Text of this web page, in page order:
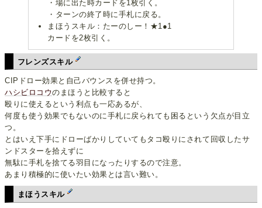
・場に出た時カードを1枚引く。
・ターンの終了時に手札に戻る。
まほうスキル：たーのしー！★1●1
カードを2枚引く。
フレンズスキル
CIPドロー効果と自己バウンスを併せ持つ。
ハシビロコウのまほうと比較すると
殴りに使えるという利点も一応あるが、
何度も使う効果でもないのに手札に戻られても困るという欠点が目立
つ。
とはいえ下手にドローばかりしていてもタコ殴りにされて回収したサ
ンドスターを拾えずに
無駄に手札を捨てる羽目になったりするので注意。
あまり積極的に使いたい効果とは言い難い。
まほうスキル